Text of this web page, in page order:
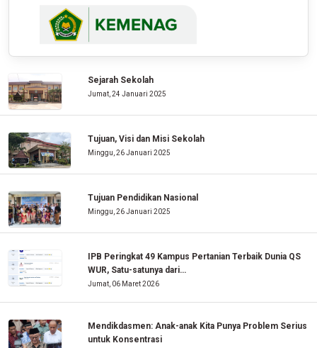
Sejarah Sekolah
Jumat, 24 Januari 2025
Tujuan, Visi dan Misi Sekolah
Minggu, 26 Januari 2025
Tujuan Pendidikan Nasional
Minggu, 26 Januari 2025
IPB Peringkat 49 Kampus Pertanian Terbaik Dunia QS
WUR, Satu-satunya dari…
Jumat, 06 Maret 2026
Mendikdasmen: Anak-anak Kita Punya Problem Serius
untuk Konsentrasi